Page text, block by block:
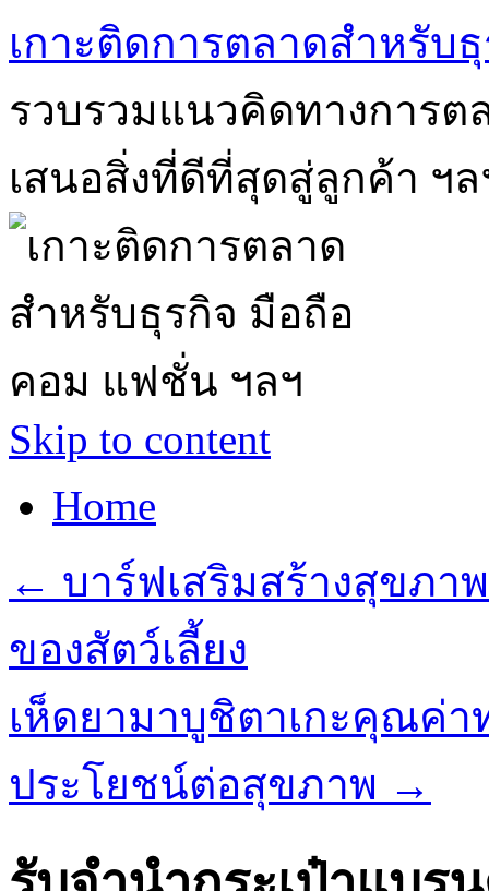
เกาะติดการตลาดสำหรั
รวบรวมแนวคิดทางการต
เสนอสิ่งที่ดีที่สุดสู่ลูกค้า ฯล
Skip to content
Home
← บาร์ฟเสริมสร้างสุขภา
ของสัตว์เลี้ยง
เห็ดยามาบูชิตาเกะคุณค่
ประโยชน์ต่อสุขภาพ →